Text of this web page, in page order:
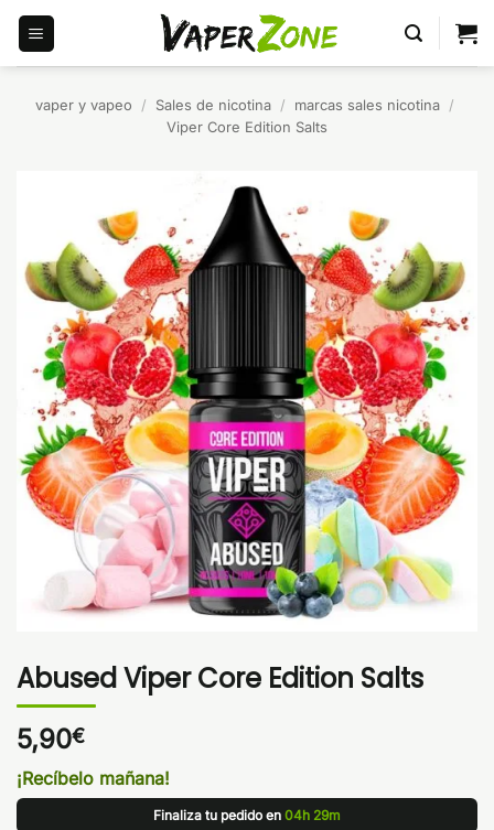
Saltar
contenido
vaper y vapeo / Sales de nicotina / marcas sales nicotina /
Viper Core Edition Salts
Abused Viper Core Edition Salts
5,90€
¡Recíbelo mañana!
Finaliza tu pedido en 04h 29m